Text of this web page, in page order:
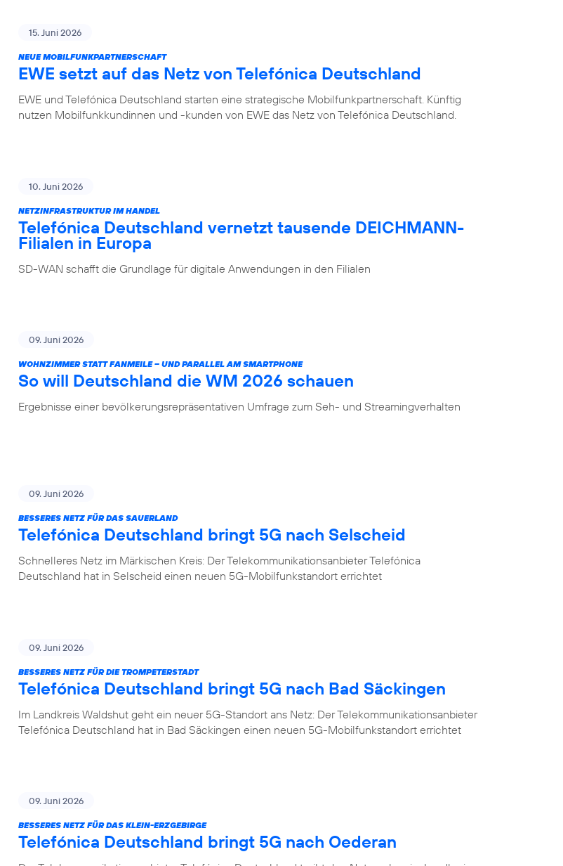
15. Juni 2026
NEUE MOBILFUNKPARTNERSCHAFT
EWE setzt auf das Netz von Telefónica Deutschland
EWE und Telefónica Deutschland starten eine strategische Mobilfunkpartnerschaft. Künftig
nutzen Mobilfunkkundinnen und -kunden von EWE das Netz von Telefónica Deutschland.
10. Juni 2026
NETZINFRASTRUKTUR IM HANDEL
Telefónica Deutschland vernetzt tausende DEICHMANN-
Filialen in Europa
SD-WAN schafft die Grundlage für digitale Anwendungen in den Filialen
09. Juni 2026
WOHNZIMMER STATT FANMEILE – UND PARALLEL AM SMARTPHONE
So will Deutschland die WM 2026 schauen
Ergebnisse einer bevölkerungsrepräsentativen Umfrage zum Seh- und Streamingverhalten
09. Juni 2026
BESSERES NETZ FÜR DAS SAUERLAND
Telefónica Deutschland bringt 5G nach Selscheid
Schnelleres Netz im Märkischen Kreis: Der Telekommunikationsanbieter Telefónica
Deutschland hat in Selscheid einen neuen 5G-Mobilfunkstandort errichtet
09. Juni 2026
BESSERES NETZ FÜR DIE TROMPETERSTADT
Telefónica Deutschland bringt 5G nach Bad Säckingen
Im Landkreis Waldshut geht ein neuer 5G-Standort ans Netz: Der Telekommunikationsanbieter
Telefónica Deutschland hat in Bad Säckingen einen neuen 5G-Mobilfunkstandort errichtet
09. Juni 2026
BESSERES NETZ FÜR DAS KLEIN-ERZGEBIRGE
Telefónica Deutschland bringt 5G nach Oederan